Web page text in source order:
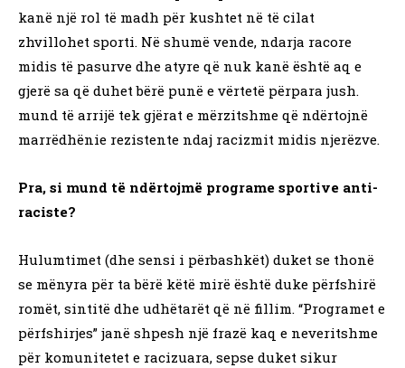
kanë një rol të madh për kushtet në të cilat
zhvillohet sporti. Në shumë vende, ndarja racore
midis të pasurve dhe atyre që nuk kanë është aq e
gjerë sa që duhet bërë punë e vërtetë përpara jush.
mund të arrijë tek gjërat e mërzitshme që ndërtojnë
marrëdhënie rezistente ndaj racizmit midis njerëzve.
Pra, si mund të ndërtojmë programe sportive anti-
raciste?
Hulumtimet (dhe sensi i përbashkët) duket se thonë
se mënyra për ta bërë këtë mirë është duke përfshirë
romët, sintitë dhe udhëtarët që në fillim. “Programet e
përfshirjes” janë shpesh një frazë kaq e neveritshme
për komunitetet e racizuara, sepse duket sikur